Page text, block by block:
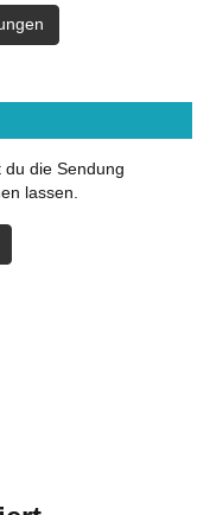
du die Sendung
lassen.